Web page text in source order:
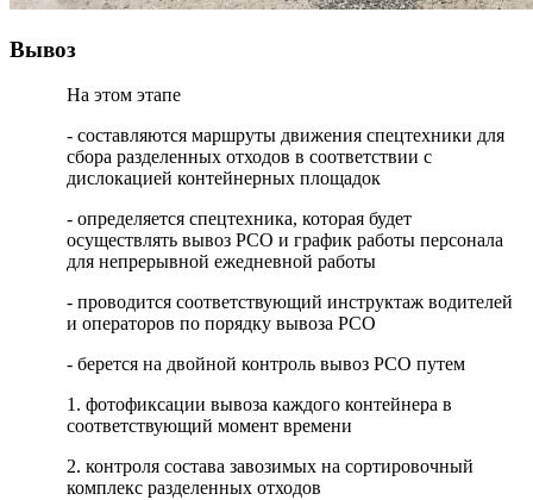
Вывоз
На этом этапе
- составляются маршруты движения спецтехники для
сбора разделенных отходов в соответствии с
дислокацией контейнерных площадок
- определяется спецтехника, которая будет
осуществлять вывоз РСО и график работы персонала
для непрерывной ежедневной работы
- проводится соответствующий инструктаж водителей
и операторов по порядку вывоза РСО
- берется на двойной контроль вывоз РСО путем
1. фотофиксации вывоза каждого контейнера в
соответствующий момент времени
2. контроля состава завозимых на сортировочный
комплекс разделенных отходов